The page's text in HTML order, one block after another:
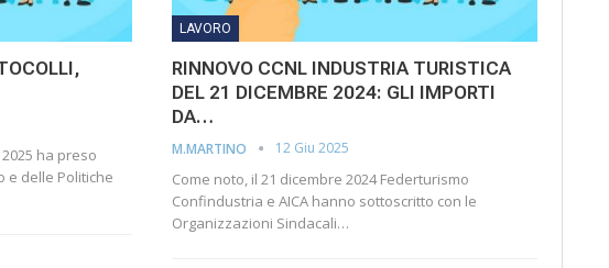
ha preso
e delle Politiche
LAVORO
RINNOVO CCNL INDUSTRIA TURISTICA
DEL 21 DICEMBRE 2024: GLI IMPORTI
DA…
M.MARTINO 12 Giu 2025
Come noto, il 21 dicembre 2024 Federturismo
Confindustria e AICA hanno sottoscritto con le
Organizzazioni Sindacali…